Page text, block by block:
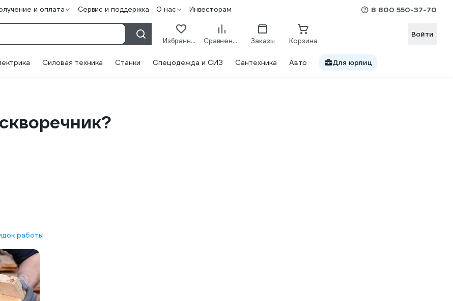
и оплата Сервис и поддержка О нас Инвесторам 8 800 550-37-70
Избранное Сравнение Заказы Корзина
Войти
Силовая техника Станки Спецодежда и СИЗ Сантехника Авто Для юрлиц
работы